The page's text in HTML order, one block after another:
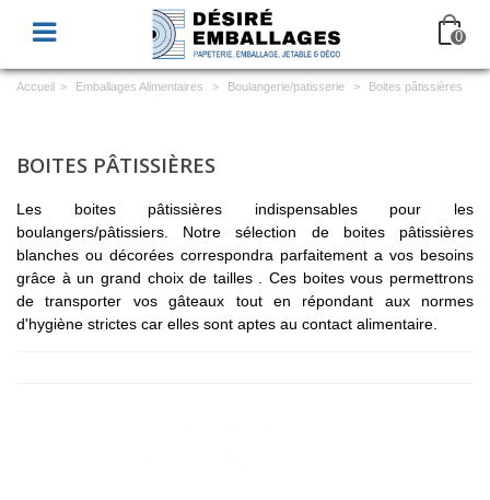
0
Accueil > Emballages Alimentaires > Boulangerie/patisserie > Boites pâtissières
BOITES PÂTISSIÈRES
Les boites pâtissières indispensables pour les
boulangers/pâtissiers. Notre sélection de boites pâtissières
blanches ou décorées correspondra parfaitement a vos besoins
grâce à un grand choix de tailles . Ces boites vous permettrons
de transporter vos gâteaux tout en répondant aux normes
d'hygiène strictes car elles sont aptes au contact alimentaire.